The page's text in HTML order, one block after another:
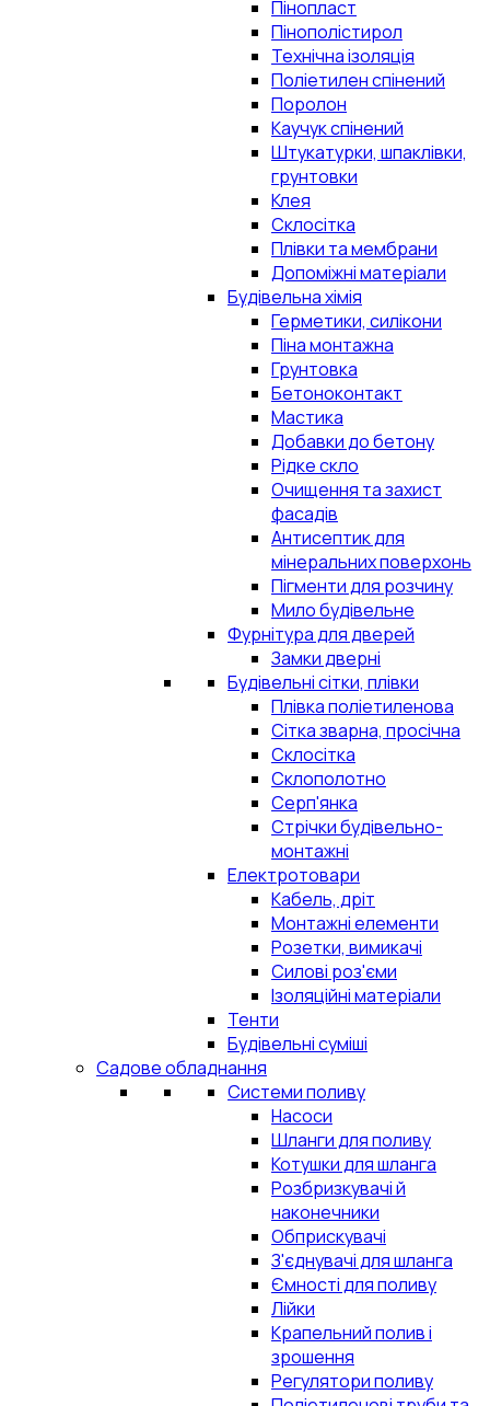
Пінопласт
Пінополістирол
Технічна ізоляція
Поліетилен спінений
Поролон
Каучук спінений
Штукатурки, шпаклівки,
грунтовки
Клея
Склосітка
Плівки та мембрани
Допоміжні матеріали
Будівельна хімія
Герметики, силікони
Піна монтажна
Грунтовка
Бетоноконтакт
Мастика
Добавки до бетону
Рідке скло
Очищення та захист
фасадів
Антисептик для
мінеральних поверхонь
Пігменти для розчину
Мило будівельне
Фурнітура для дверей
Замки дверні
Будівельні сітки, плівки
Плівка поліетиленова
Сітка зварна, просічна
Склосітка
Склополотно
Серп'янка
Стрічки будівельно-
монтажні
Електротовари
Кабель, дріт
Монтажні елементи
Розетки, вимикачі
Силові роз'єми
Ізоляційні матеріали
Тенти
Будівельні суміші
Садове обладнання
Системи поливу
Насоси
Шланги для поливу
Котушки для шланга
Розбризкувачі й
наконечники
Обприскувачі
З'єднувачі для шланга
Ємності для поливу
Лійки
Крапельний полив і
зрошення
Регулятори поливу